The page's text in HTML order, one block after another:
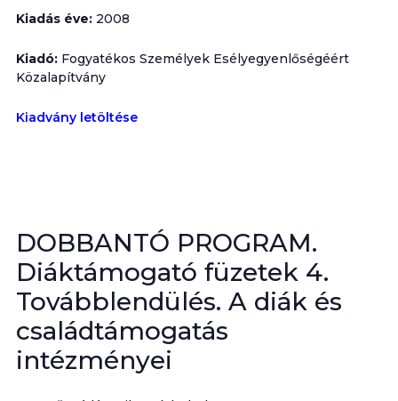
Kiadás éve:2008
Kiadó:Fogyatékos Személyek Esélyegyenlőségéért
Közalapítvány
Kiadvány letöltése
DOBBANTÓ PROGRAM.
Diáktámogató füzetek 4.
Továbblendülés. A diák és
családtámogatás
intézményei